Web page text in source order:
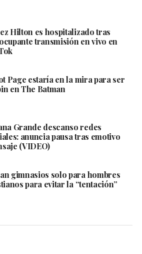
Hilton es hospitalizado tras
transmisión en vivo en
Page estaría en la mira para ser
en The Batman
Grande descanso redes
anuncia pausa tras emotivo
(VIDEO)
gimnasios solo para hombres
para evitar la “tentación”